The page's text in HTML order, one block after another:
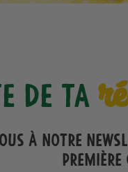
de ta
à notre
première